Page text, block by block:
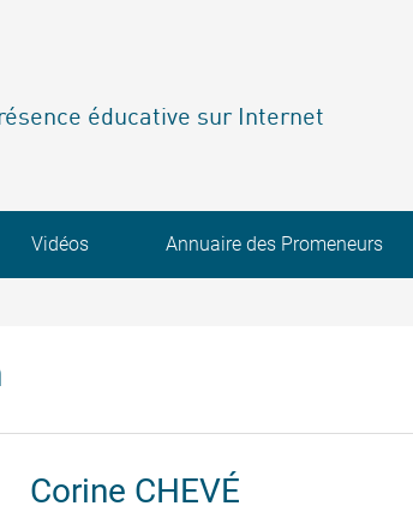
éducative sur Internet
Vidéos Annuaire des Promeneurs
Corine CHEVÉ